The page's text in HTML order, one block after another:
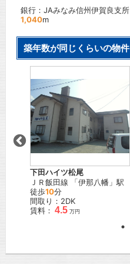
銀行：JAみなみ信州伊賀良支所
1,040m
築年数が同じくらいの物件
下田ハイツ松尾
ＪＲ飯田線 「伊那八幡 」駅
徒歩10分
間取り：2DK
賃料： 4.5 万円